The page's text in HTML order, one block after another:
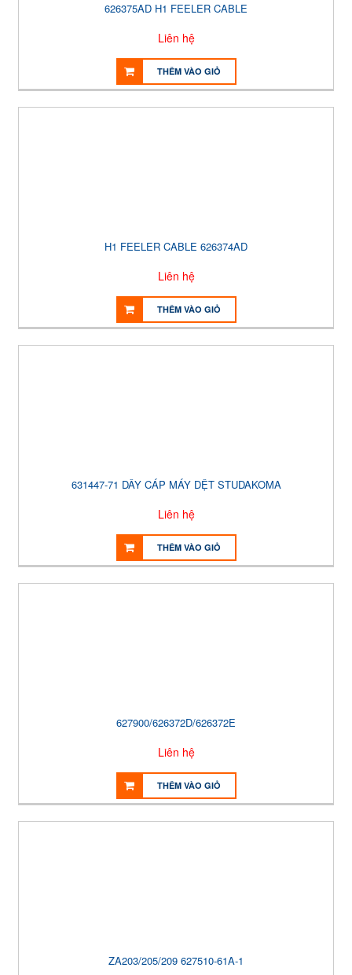
626375AD H1 FEELER CABLE
Liên hệ
THÊM VÀO GIỎ
H1 FEELER CABLE 626374AD
Liên hệ
THÊM VÀO GIỎ
631447-71 DÂY CÁP MÁY DỆT STUDAKOMA
Liên hệ
THÊM VÀO GIỎ
627900/626372D/626372E
Liên hệ
THÊM VÀO GIỎ
ZA203/205/209 627510-61A-1